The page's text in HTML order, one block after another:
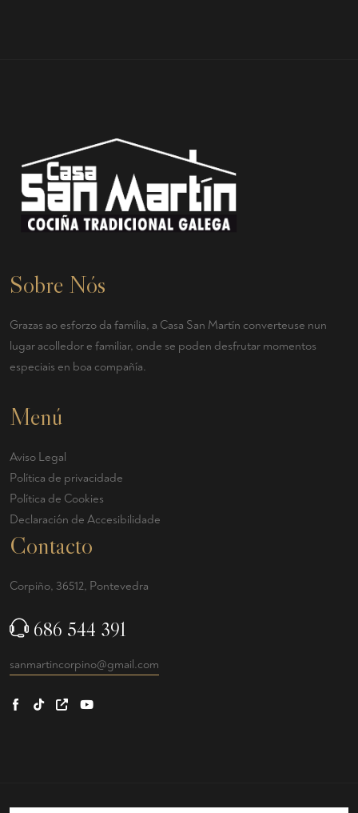
Sobre Nós
Grazas ao esforzo da familia, a Casa San Martín converteuse nun
lugar acolledor e familiar, onde se poden desfrutar momentos
especiais en boa compañía.
Menú
Aviso Legal
Política de privacidade
Política de Cookies
Declaración de Accesibilidade
Contacto
Corpiño, 36512, Pontevedra
686 544 391
sanmartincorpino@gmail.com